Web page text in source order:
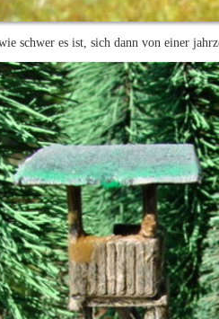
schwer es ist, sich dann von einer